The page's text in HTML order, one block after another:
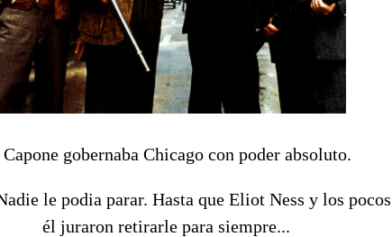
gobernaba Chicago con poder absoluto.
le podia parar. Hasta que Eliot Ness y los
él juraron retirarle para siempre...